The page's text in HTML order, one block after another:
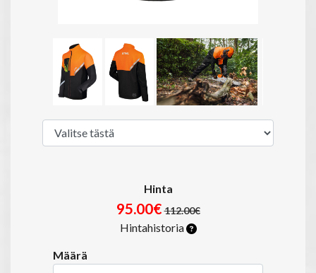
Hinta
95.00€ 112.00€
Hintahistoria
Määrä